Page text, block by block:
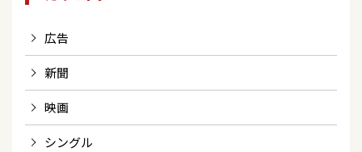
広告
新聞
映画
シングル